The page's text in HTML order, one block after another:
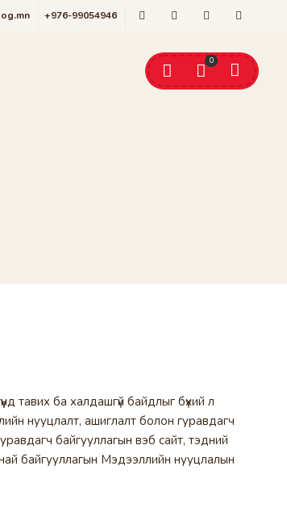
+976-99054946
0
тавих ба халдашгүй байдлыг бүхий л
нууцлалт, ашиглалт болон гуравдагч
байгууллагын вэб сайт, тэдний
байгууллагын Мэдээллийн нууцлалын